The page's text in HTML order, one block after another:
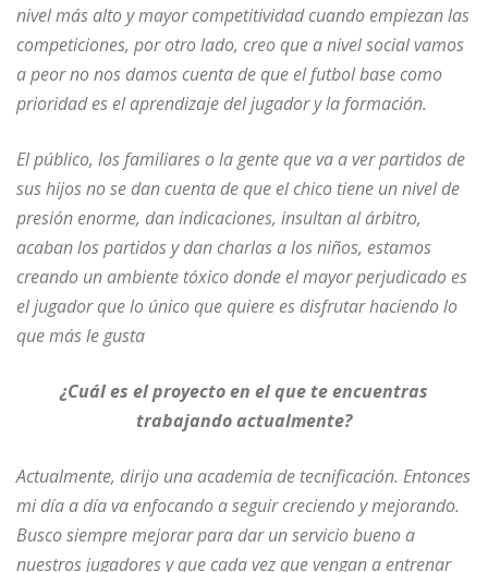
nivel más alto y mayor competitividad cuando empiezan las
competiciones, por otro lado, creo que a nivel social vamos
a peor no nos damos cuenta de que el futbol base como
prioridad es el aprendizaje del jugador y la formación.
El público, los familiares o la gente que va a ver partidos de
sus hijos no se dan cuenta de que el chico tiene un nivel de
presión enorme, dan indicaciones, insultan al árbitro,
acaban los partidos y dan charlas a los niños, estamos
creando un ambiente tóxico donde el mayor perjudicado es
el jugador que lo único que quiere es disfrutar haciendo lo
que más le gusta
¿Cuál es el proyecto en el que te encuentras
trabajando actualmente?
Actualmente, dirijo una academia de tecnificación. Entonces
mi día a día va enfocando a seguir creciendo y mejorando.
Busco siempre mejorar para dar un servicio bueno a
nuestros jugadores y que cada vez que vengan a entrenar